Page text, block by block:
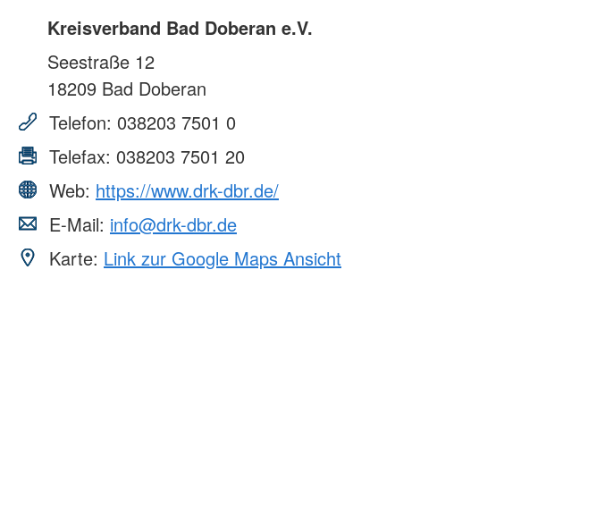
Kreisverband Bad Doberan e.V.
Seestraße 12
18209 Bad Doberan
Telefon: 038203 7501 0
Telefax: 038203 7501 20
Web: https://www.drk-dbr.de/
E-Mail: info@drk-dbr.de
Karte: Link zur Google Maps Ansicht